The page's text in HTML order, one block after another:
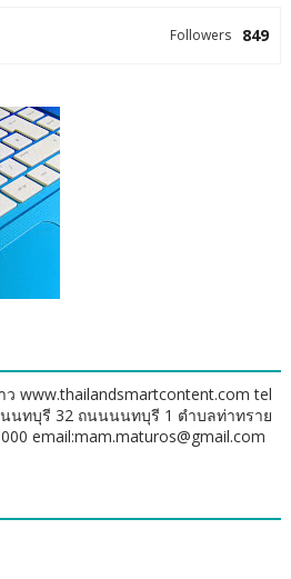
849
Followers
www.thailandsmartcontent.com tel
นนทบุรี 32 ถนนนนทบุรี 1 ตำบลท่าทราย
email:mam.maturos@gmail.com